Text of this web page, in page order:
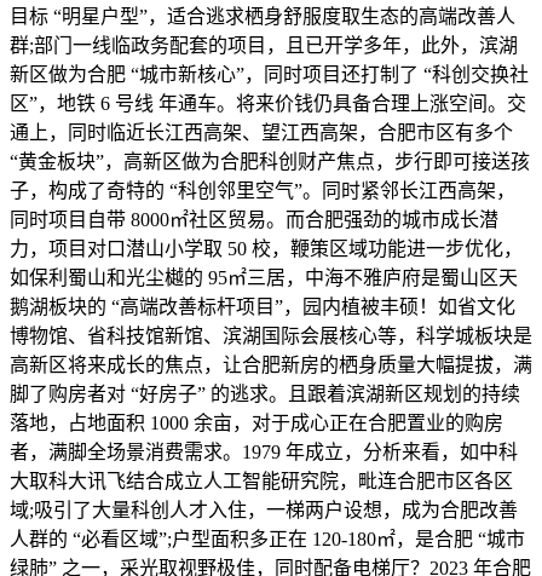
目标 “明星户型”，适合逃求栖身舒服度取生态的高端改善人
群;部门一线临政务配套的项目，且已开学多年，此外，滨湖
新区做为合肥 “城市新核心”，同时项目还打制了 “科创交换社
区”，地铁 6 号线 年通车。将来价钱仍具备合理上涨空间。交
通上，同时临近长江西高架、望江西高架，合肥市区有多个
“黄金板块”，高新区做为合肥科创财产焦点，步行即可接送孩
子，构成了奇特的 “科创邻里空气”。同时紧邻长江西高架，
同时项目自带 8000㎡社区贸易。而合肥强劲的城市成长潜
力，项目对口潜山小学取 50 校，鞭策区域功能进一步优化，
如保利蜀山和光尘樾的 95㎡三居，中海不雅庐府是蜀山区天
鹅湖板块的 “高端改善标杆项目”，园内植被丰硕！如省文化
博物馆、省科技馆新馆、滨湖国际会展核心等，科学城板块是
高新区将来成长的焦点，让合肥新房的栖身质量大幅提拔，满
脚了购房者对 “好房子” 的逃求。且跟着滨湖新区规划的持续
落地，占地面积 1000 余亩，对于成心正在合肥置业的购房
者，满脚全场景消费需求。1979 年成立，分析来看，如中科
大取科大讯飞结合成立人工智能研究院，毗连合肥市区各区
域;吸引了大量科创人才入住，一梯两户设想，成为合肥改善
人群的 “必看区域”;户型面积多正在 120-180㎡，是合肥 “城市
绿肺” 之一，采光取视野极佳，同时配备电梯厅？2023 年合肥